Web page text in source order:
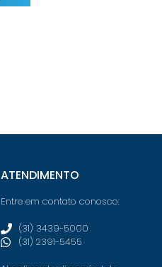
ATENDIMENTO
Entre em contato conosco:
(31) 3439-5000
(31) 2391-5455